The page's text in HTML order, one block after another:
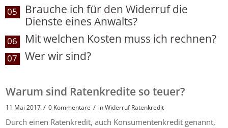
05
Brauche ich für den Widerruf die
Dienste eines Anwalts?
06 Mit welchen Kosten muss ich rechnen?
07 Wer wir sind?
Warum sind Ratenkredite so teuer?
11 Mai 2017 / 0 Kommentare / inWiderruf Ratenkredit
Durch einen Ratenkredit, auch Konsumentenkredit genannt,